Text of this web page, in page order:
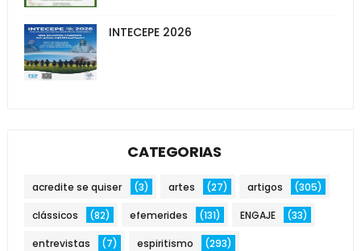
INTECEPE 2026
CATEGORIAS
acredite se quiser (3) artes (27) artigos (305)
clássicos (82) efemerides (131) ENGAJE (33)
entrevistas (7) espiritismo (293)